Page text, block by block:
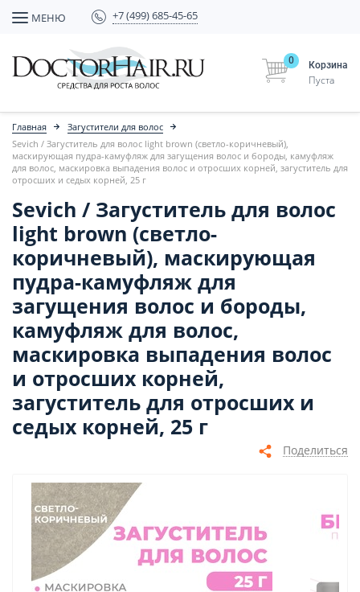
МЕНЮ +7 (499) 685-45-65
Корзина
0
Пуста
Главная
Загустители для волос
Sevich / Загуститель для волос light brown (светло-коричневый),
маскирующая пудра-камуфляж для загущения волос и бороды, камуфляж
для волос, маскировка выпадения волос и отросших корней, загуститель для
отросших и седых корней, 25 г
Sevich / Загуститель для волос
light brown (светло-
коричневый), маскирующая
пудра-камуфляж для
загущения волос и бороды,
камуфляж для волос,
маскировка выпадения волос
и отросших корней,
загуститель для отросших и
седых корней, 25 г
Поделиться